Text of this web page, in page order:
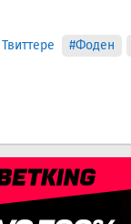
#Фоден